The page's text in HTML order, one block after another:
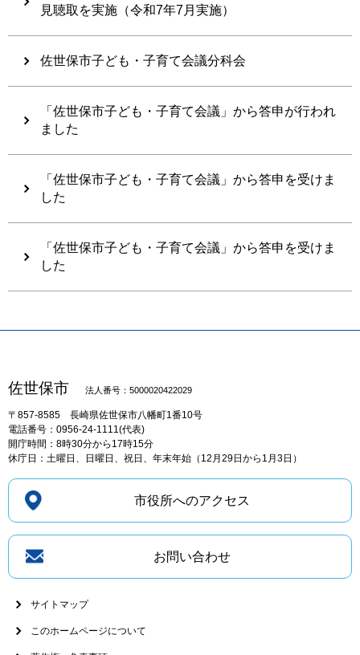
見聴取を実施（令和7年7月実施）
佐世保市子ども・子育て会議分科会
「佐世保市子ども・子育て会議」から答申が行われ
ました
「佐世保市子ども・子育て会議」から答申を受けま
した
「佐世保市子ども・子育て会議」から答申を受けま
した
佐世保市 法人番号：5000020422029
〒857-8585 長崎県佐世保市八幡町1番10号
電話番号：0956-24-1111(代表)
開庁時間：8時30分から17時15分
休庁日：土曜日、日曜日、祝日、年末年始（12月29日から1月3日）
市役所へのアクセス
お問い合わせ
サイトマップ
このホームページについて